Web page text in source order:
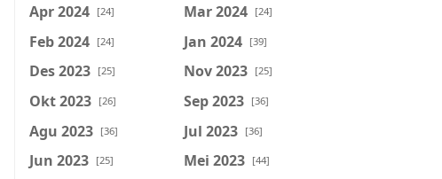
Apr 2024 [24] Mar 2024 [24]
Feb 2024 [24] Jan 2024 [39]
Des 2023 [25] Nov 2023 [25]
Okt 2023 [26] Sep 2023 [36]
Agu 2023 [36] Jul 2023 [36]
Jun 2023 [25] Mei 2023 [44]